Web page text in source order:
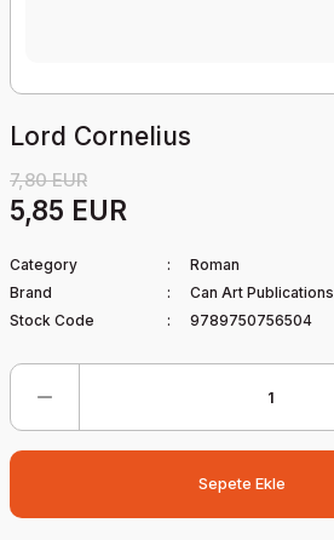
Lord Cornelius
7,80 EUR
5,85 EUR
Category
Roman
Brand
Can Art Publications
Stock Code
9789750756504
Sepete Ekle